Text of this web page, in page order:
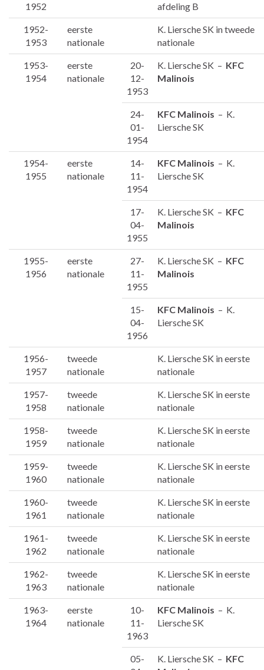
1952
afdeling B
1952-
1953
eerste
nationale
K. Liersche SK in tweede
nationale
1953-
1954
eerste
nationale
20-
12-
1953
K. Liersche SK – KFC
Malinois
24-
01-
1954
KFC Malinois – K.
Liersche SK
1954-
1955
eerste
nationale
14-
11-
1954
KFC Malinois – K.
Liersche SK
17-
04-
1955
K. Liersche SK – KFC
Malinois
1955-
1956
eerste
nationale
27-
11-
1955
K. Liersche SK – KFC
Malinois
15-
04-
1956
KFC Malinois – K.
Liersche SK
1956-
1957
tweede
nationale
K. Liersche SK in eerste
nationale
1957-
1958
tweede
nationale
K. Liersche SK in eerste
nationale
1958-
1959
tweede
nationale
K. Liersche SK in eerste
nationale
1959-
1960
tweede
nationale
K. Liersche SK in eerste
nationale
1960-
1961
tweede
nationale
K. Liersche SK in eerste
nationale
1961-
1962
tweede
nationale
K. Liersche SK in eerste
nationale
1962-
1963
tweede
nationale
K. Liersche SK in eerste
nationale
1963-
1964
eerste
nationale
10-
11-
1963
KFC Malinois – K.
Liersche SK
05-
K. Liersche SK – KFC